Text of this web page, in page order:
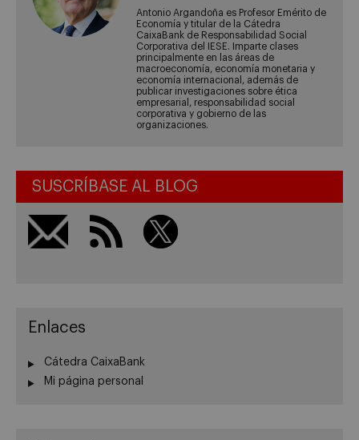
Antonio Argandoña es Profesor Emérito de
Economía y titular de la Cátedra
CaixaBank de Responsabilidad Social
Corporativa del IESE. Imparte clases
principalmente en las áreas de
macroeconomía, economía monetaria y
economía internacional, además de
publicar investigaciones sobre ética
empresarial, responsabilidad social
corporativa y gobierno de las
organizaciones.
SUSCRÍBASE AL BLOG
Enlaces
Cátedra CaixaBank
Mi página personal